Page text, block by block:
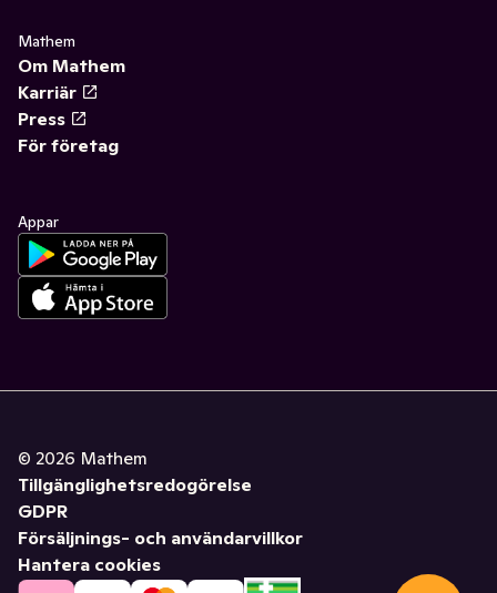
Mathem
Om Mathem
Karriär
Press
För företag
Appar
© 2026 Mathem
Tillgänglighetsredogörelse
GDPR
Försäljnings- och användarvillkor
Hantera cookies